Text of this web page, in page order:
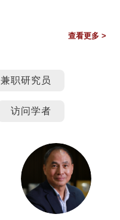
查看更多 >
兼职研究员
访问学者